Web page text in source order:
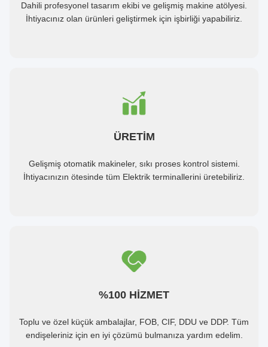
Dahili profesyonel tasarım ekibi ve gelişmiş makine atölyesi.
İhtiyacınız olan ürünleri geliştirmek için işbirliği yapabiliriz.
ÜRETİM
Gelişmiş otomatik makineler, sıkı proses kontrol sistemi.
İhtiyacınızın ötesinde tüm Elektrik terminallerini üretebiliriz.
%100 HİZMET
Toplu ve özel küçük ambalajlar, FOB, CIF, DDU ve DDP. Tüm
endişeleriniz için en iyi çözümü bulmanıza yardım edelim.